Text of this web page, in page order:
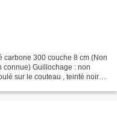
carbone 300 couche 8 cm (Non
connue) Guillochage : non
sur le couteau , teinté noir